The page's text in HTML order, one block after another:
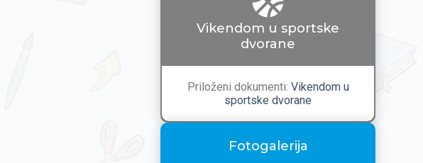
Vikendom u sportske
dvorane
Priloženi dokumenti: Vikendom u
sportske dvorane
Fotogalerija